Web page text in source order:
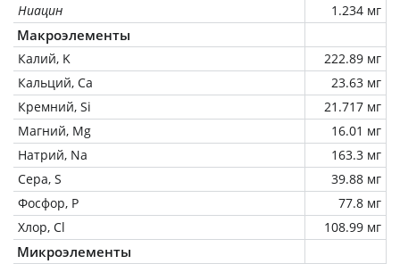
Ниацин
1.234 мг
Макроэлементы
Калий, K
222.89 мг
Кальций, Ca
23.63 мг
Кремний, Si
21.717 мг
Магний, Mg
16.01 мг
Натрий, Na
163.3 мг
Сера, S
39.88 мг
Фосфор, P
77.8 мг
Хлор, Cl
108.99 мг
Микроэлементы